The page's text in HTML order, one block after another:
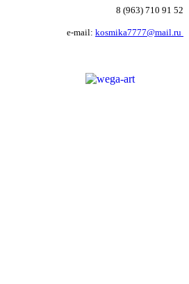
8 (963) 710 91 52
e-mail: kosmika7777@mail.ru